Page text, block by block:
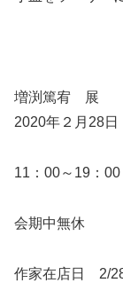
増渕篤宥 展
2020年２月28日
11：00～19：
会期中無休
作家在店日 2/